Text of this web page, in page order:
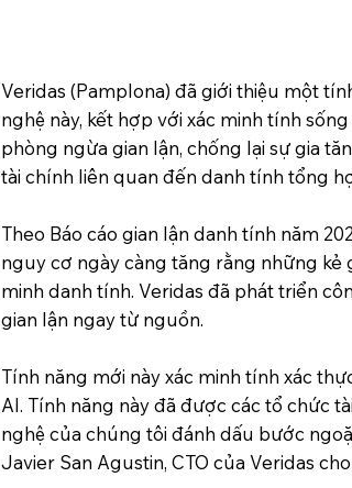
Veridas (Pamplona) đã giới thiệu một
nghệ này, kết hợp với xác minh tính
phòng ngừa gian lận, chống lại sự gia
tài chính liên quan đến danh tính tổng
Theo Báo cáo gian lận danh tính năm
nguy cơ ngày càng tăng rằng những kẻ
minh danh tính. Veridas đã phát triển
gian lận ngay từ nguồn.
Tính năng mới này xác minh tính xác
AI. Tính năng này đã được các tổ chức
nghệ của chúng tôi đánh dấu bước
Javier San Agustin, CTO của Veridas